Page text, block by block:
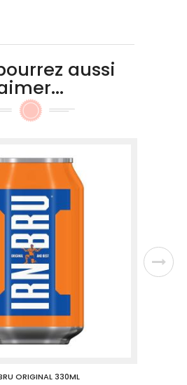
aussi
ORIGINAL 330ML